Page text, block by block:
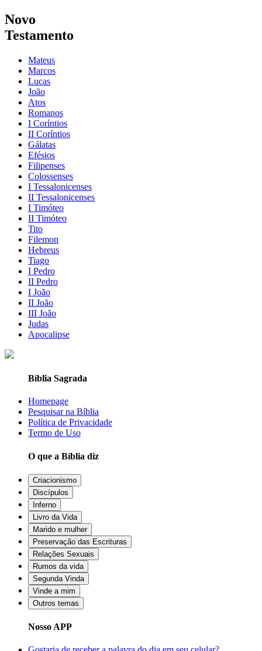
Novo
Testamento
Mateus
Marcos
Lucas
João
Atos
Romanos
I Coríntios
II Coríntios
Gálatas
Efésios
Filipenses
Colossenses
I Tessalonicenses
II Tessalonicenses
I Timóteo
II Timóteo
Tito
Filemon
Hebreus
Tiago
I Pedro
II Pedro
I João
II João
III João
Judas
Apocalipse
Bíblia Sagrada
Homepage
Pesquisar na Bíblia
Política de Privacidade
Termo de Uso
O que a Bíblia diz
Criacionismo
Discípulos
Inferno
Livro da Vida
Marido e mulher
Preservação das Escrituras
Relações Sexuais
Rumos da vida
Segunda Vinda
Vinde a mim
Outros temas
Nosso APP